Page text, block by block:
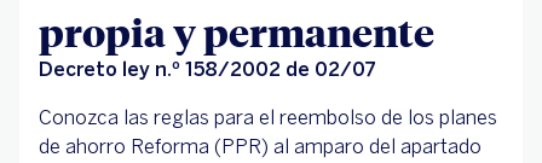
propia y permanente
Decreto ley n.º 158/2002 de 02/07
Conozca las reglas para el reembolso de los planes
de ahorro Reforma (PPR) al amparo del apartado